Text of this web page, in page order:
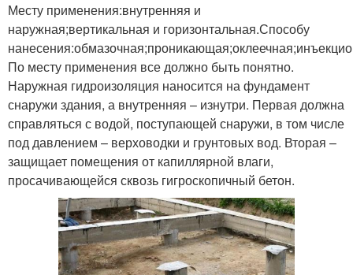
Месту применения:внутренняя и
наружная;вертикальная и горизонтальная.Способу
По месту применения все должно быть понятно.
Наружная гидроизоляция наносится на фундамент
снаружи здания, а внутренняя – изнутри. Первая должна
справляться с водой, поступающей снаружи, в том числе
под давлением – верховодки и грунтовых вод. Вторая –
защищает помещения от капиллярной влаги,
просачивающейся сквозь гигроскопичный бетон.